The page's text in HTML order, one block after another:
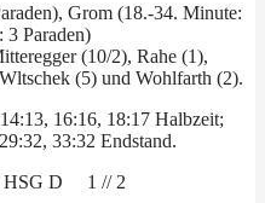
Grom (18.-34. Minute:
3 Paraden)
(10/2), Rahe (1),
(5) und Wohlfarth (2).
16:16, 18:17 Halbzeit;
33:32 Endstand.
D 1 // 2